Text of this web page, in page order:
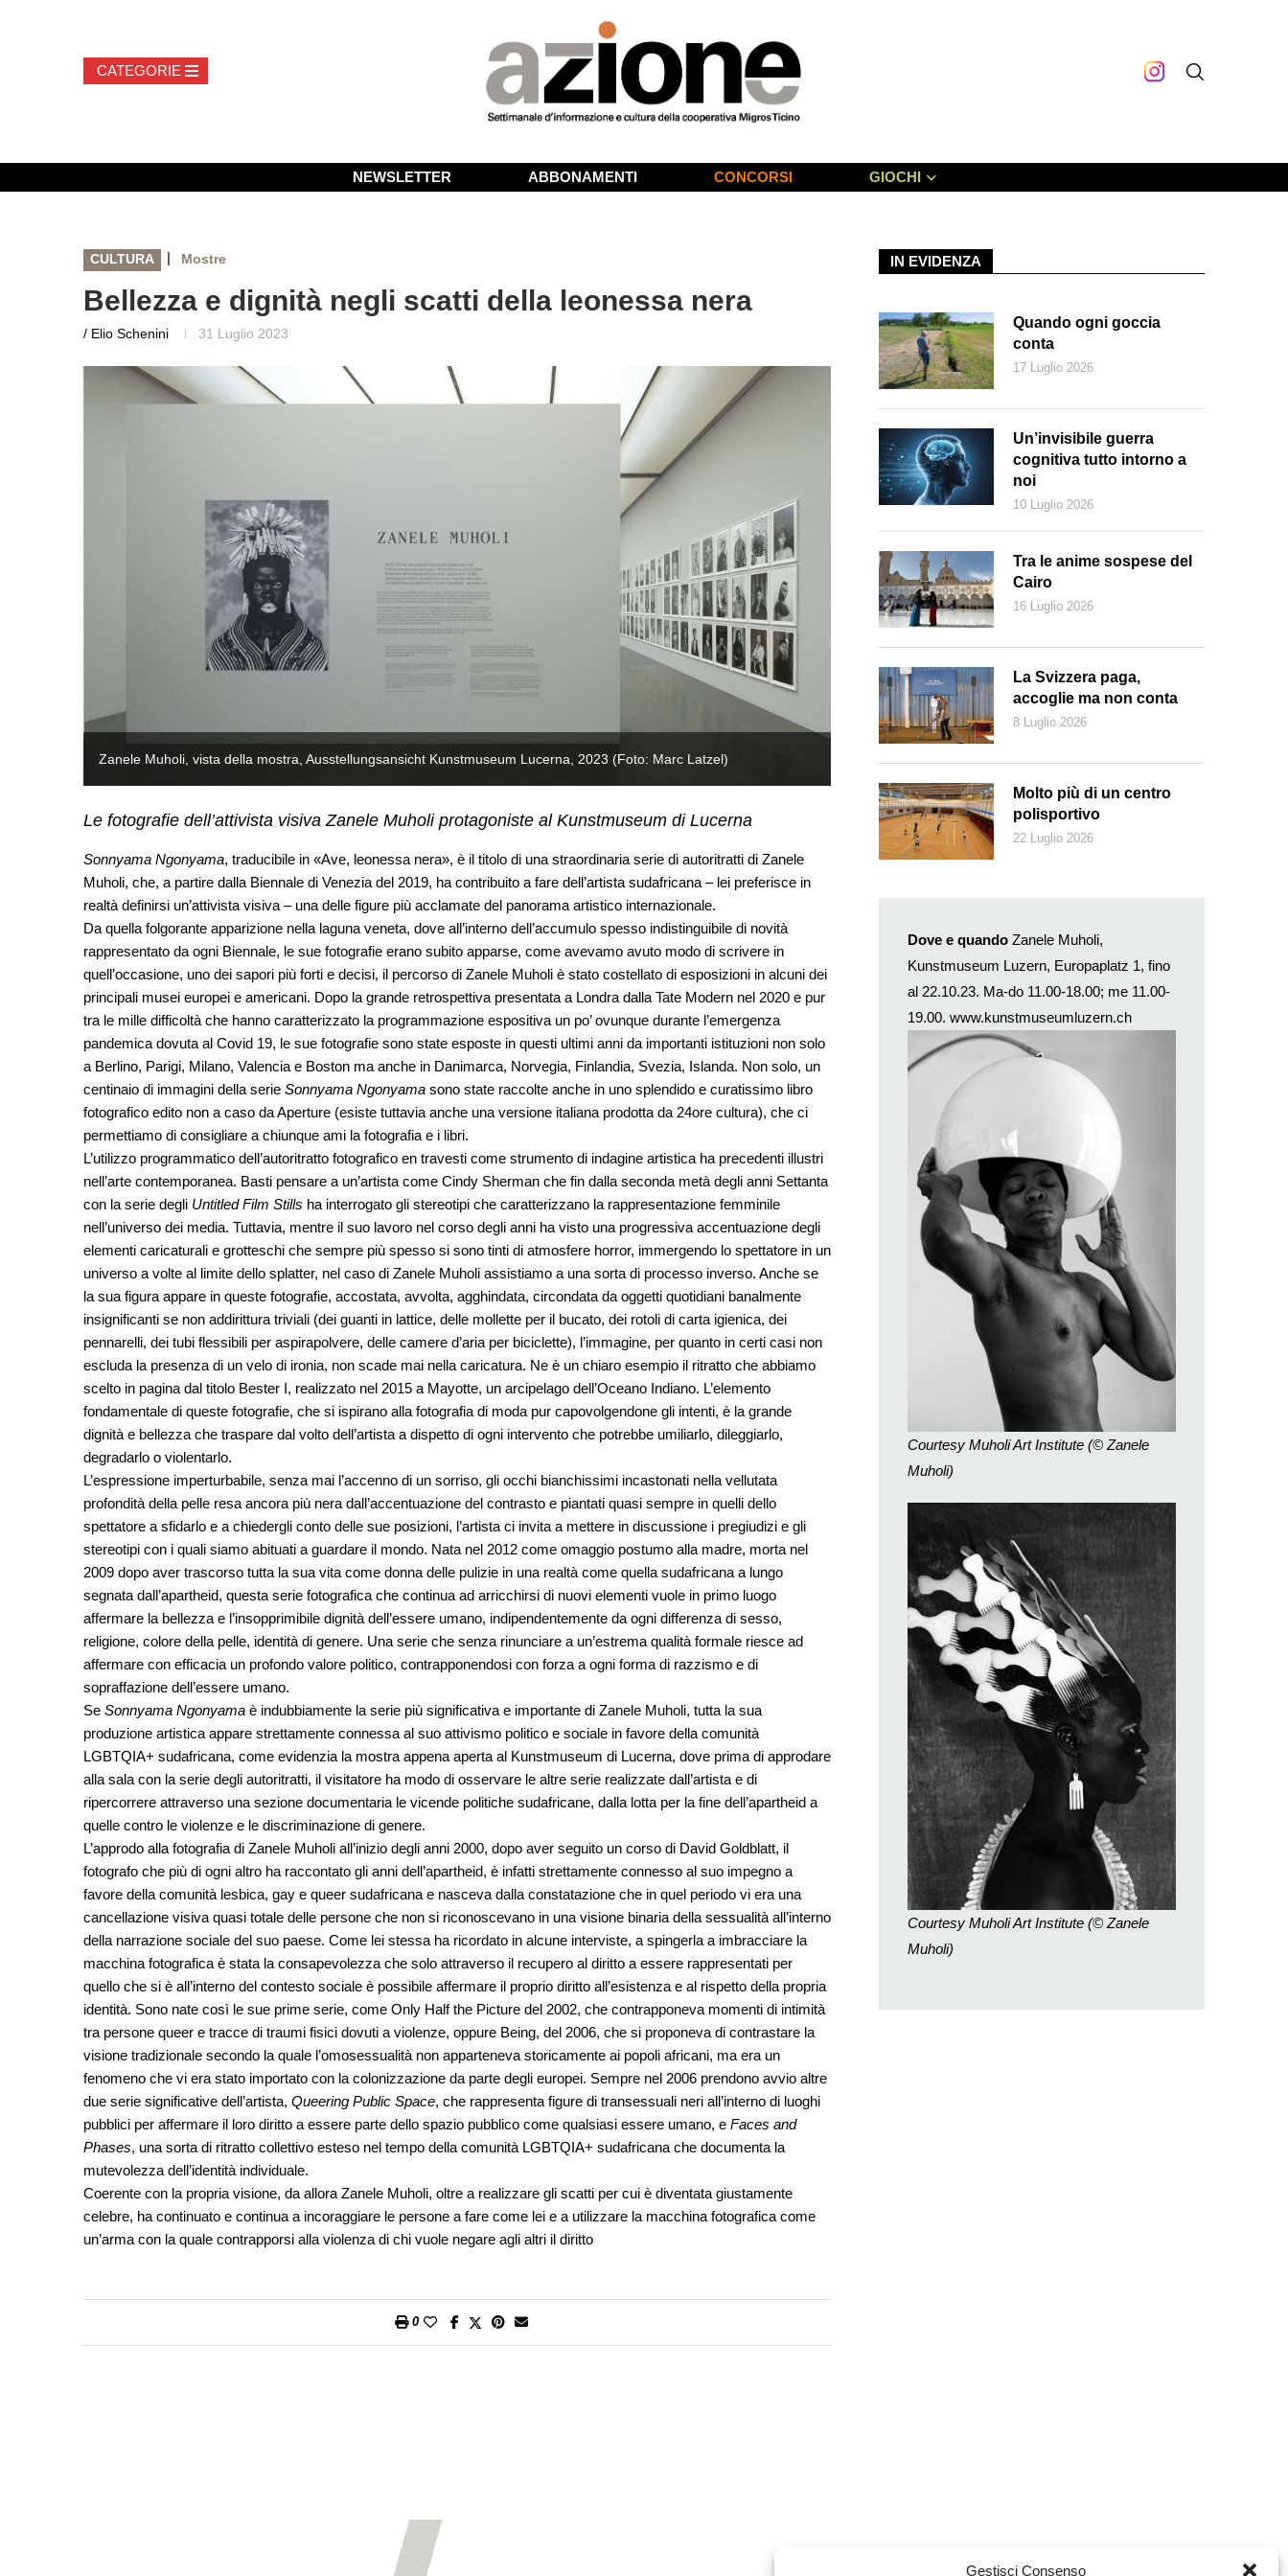
Gestisci Consenso
NEWSLETTER ABBONAMENTI CONCORSI GIOCHI
CULTURA | Mostre
Bellezza e dignità negli scatti della leonessa nera
/ Elio Schenini 31 Luglio 2023
Zanele Muholi, vista della mostra, Ausstellungsansicht Kunstmuseum Lucerna, 2023 (Foto: Marc Latzel) Zanele Muholi, vista della mostra, Ausstellungsansicht Kunstmuseum
Le fotografie dell’attivista visiva Zanele Muholi protagoniste al Kunstmuseum di Lucerna
Sonnyama Ngonyama, traducibile in «Ave, leonessa nera», è il titolo di una straordinaria serie di autoritratti di Zanele
Muholi, che, a partire dalla Biennale di Venezia del 2019, ha contribuito a fare dell’artista sudafricana – lei preferisce in
realtà definirsi un’attivista visiva – una delle figure più acclamate del panorama artistico internazionale.
Da quella folgorante apparizione nella laguna veneta, dove all’interno dell’accumulo spesso indistinguibile di novità
rappresentato da ogni Biennale, le sue fotografie erano subito apparse, come avevamo avuto modo di scrivere in
quell’occasione, uno dei sapori più forti e decisi, il percorso di Zanele Muholi è stato costellato di esposizioni in alcuni dei
principali musei europei e americani. Dopo la grande retrospettiva presentata a Londra dalla Tate Modern nel 2020 e pur
tra le mille difficoltà che hanno caratterizzato la programmazione espositiva un po’ ovunque durante l’emergenza
pandemica dovuta al Covid 19, le sue fotografie sono state esposte in questi ultimi anni da importanti istituzioni non solo
a Berlino, Parigi, Milano, Valencia e Boston ma anche in Danimarca, Norvegia, Finlandia, Svezia, Islanda. Non solo, un
centinaio di immagini della serie Sonnyama Ngonyama sono state raccolte anche in uno splendido e curatissimo libro
fotografico edito non a caso da Aperture (esiste tuttavia anche una versione italiana prodotta da 24ore cultura), che ci
permettiamo di consigliare a chiunque ami la fotografia e i libri.
L’utilizzo programmatico dell’autoritratto fotografico en travesti come strumento di indagine artistica ha precedenti illustri
nell’arte contemporanea. Basti pensare a un’artista come Cindy Sherman che fin dalla seconda metà degli anni Settanta
con la serie degli Untitled Film Stills ha interrogato gli stereotipi che caratterizzano la rappresentazione femminile
nell’universo dei media. Tuttavia, mentre il suo lavoro nel corso degli anni ha visto una progressiva accentuazione degli
elementi caricaturali e grotteschi che sempre più spesso si sono tinti di atmosfere horror, immergendo lo spettatore in un
universo a volte al limite dello splatter, nel caso di Zanele Muholi assistiamo a una sorta di processo inverso. Anche se
la sua figura appare in queste fotografie, accostata, avvolta, agghindata, circondata da oggetti quotidiani banalmente
insignificanti se non addirittura triviali (dei guanti in lattice, delle mollette per il bucato, dei rotoli di carta igienica, dei
pennarelli, dei tubi flessibili per aspirapolvere, delle camere d’aria per biciclette), l’immagine, per quanto in certi casi non
escluda la presenza di un velo di ironia, non scade mai nella caricatura. Ne è un chiaro esempio il ritratto che abbiamo
scelto in pagina dal titolo Bester I, realizzato nel 2015 a Mayotte, un arcipelago dell’Oceano Indiano. L’elemento
fondamentale di queste fotografie, che si ispirano alla fotografia di moda pur capovolgendone gli intenti, è la grande
dignità e bellezza che traspare dal volto dell’artista a dispetto di ogni intervento che potrebbe umiliarlo, dileggiarlo,
degradarlo o violentarlo.
L’espressione imperturbabile, senza mai l’accenno di un sorriso, gli occhi bianchissimi incastonati nella vellutata
profondità della pelle resa ancora più nera dall’accentuazione del contrasto e piantati quasi sempre in quelli dello
spettatore a sfidarlo e a chiedergli conto delle sue posizioni, l’artista ci invita a mettere in discussione i pregiudizi e gli
stereotipi con i quali siamo abituati a guardare il mondo. Nata nel 2012 come omaggio postumo alla madre, morta nel
2009 dopo aver trascorso tutta la sua vita come donna delle pulizie in una realtà come quella sudafricana a lungo
segnata dall’apartheid, questa serie fotografica che continua ad arricchirsi di nuovi elementi vuole in primo luogo
affermare la bellezza e l’insopprimibile dignità dell’essere umano, indipendentemente da ogni differenza di sesso,
religione, colore della pelle, identità di genere. Una serie che senza rinunciare a un’estrema qualità formale riesce ad
affermare con efficacia un profondo valore politico, contrapponendosi con forza a ogni forma di razzismo e di
sopraffazione dell’essere umano.
Se Sonnyama Ngonyama è indubbiamente la serie più significativa e importante di Zanele Muholi, tutta la sua
produzione artistica appare strettamente connessa al suo attivismo politico e sociale in favore della comunità
LGBTQIA+ sudafricana, come evidenzia la mostra appena aperta al Kunstmuseum di Lucerna, dove prima di approdare
alla sala con la serie degli autoritratti, il visitatore ha modo di osservare le altre serie realizzate dall’artista e di
ripercorrere attraverso una sezione documentaria le vicende politiche sudafricane, dalla lotta per la fine dell’apartheid a
quelle contro le violenze e le discriminazione di genere.
L’approdo alla fotografia di Zanele Muholi all’inizio degli anni 2000, dopo aver seguito un corso di David Goldblatt, il
fotografo che più di ogni altro ha raccontato gli anni dell’apartheid, è infatti strettamente connesso al suo impegno a
favore della comunità lesbica, gay e queer sudafricana e nasceva dalla constatazione che in quel periodo vi era una
cancellazione visiva quasi totale delle persone che non si riconoscevano in una visione binaria della sessualità all’interno
della narrazione sociale del suo paese. Come lei stessa ha ricordato in alcune interviste, a spingerla a imbracciare la
macchina fotografica è stata la consapevolezza che solo attraverso il recupero al diritto a essere rappresentati per
quello che si è all’interno del contesto sociale è possibile affermare il proprio diritto all’esistenza e al rispetto della propria
identità. Sono nate così le sue prime serie, come Only Half the Picture del 2002, che contrapponeva momenti di intimità
tra persone queer e tracce di traumi fisici dovuti a violenze, oppure Being, del 2006, che si proponeva di contrastare la
visione tradizionale secondo la quale l’omosessualità non apparteneva storicamente ai popoli africani, ma era un
fenomeno che vi era stato importato con la colonizzazione da parte degli europei. Sempre nel 2006 prendono avvio altre
due serie significative dell’artista, Queering Public Space, che rappresenta figure di transessuali neri all’interno di luoghi
pubblici per affermare il loro diritto a essere parte dello spazio pubblico come qualsiasi essere umano, e Faces and
Phases, una sorta di ritratto collettivo esteso nel tempo della comunità LGBTQIA+ sudafricana che documenta la
mutevolezza dell’identità individuale.
Coerente con la propria visione, da allora Zanele Muholi, oltre a realizzare gli scatti per cui è diventata giustamente
celebre, ha continuato e continua a incoraggiare le persone a fare come lei e a utilizzare la macchina fotografica come
un’arma con la quale contrapporsi alla violenza di chi vuole negare agli altri il diritto
0
IN EVIDENZA
Quando ogni goccia
conta
17 Luglio 2026
Un’invisibile guerra
cognitiva tutto intorno a
noi
10 Luglio 2026
Tra le anime sospese del
Cairo
16 Luglio 2026
La Svizzera paga,
accoglie ma non conta
8 Luglio 2026
Molto più di un centro
polisportivo
22 Luglio 2026
Dove e quando Zanele Muholi,
Kunstmuseum Luzern, Europaplatz 1, fino
al 22.10.23. Ma-do 11.00-18.00; me 11.00-
19.00. www.kunstmuseumluzern.ch
Courtesy Muholi Art Institute (© Zanele
Muholi)
Courtesy Muholi Art Institute (© Zanele
Muholi)